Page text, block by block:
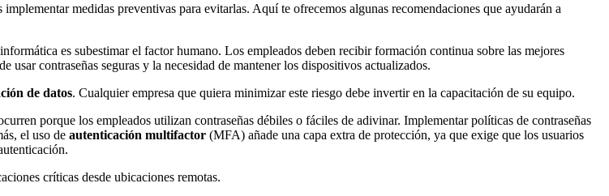
implementar medidas preventivas para evitarlas. Aquí te ofrecemos algunas recomendaciones que ayudarán a
es subestimar el factor humano. Los empleados deben recibir formación continua sobre las mejores
usar contraseñas seguras y la necesidad de mantener los dispositivos actualizados.
de datos. Cualquier empresa que quiera minimizar este riesgo debe invertir en la capacitación de su equipo.
porque los empleados utilizan contraseñas débiles o fáciles de adivinar. Implementar políticas de contraseñas
el uso de autenticación multifactor (MFA) añade una capa extra de protección, ya que exige que los usuarios
críticas desde ubicaciones remotas.